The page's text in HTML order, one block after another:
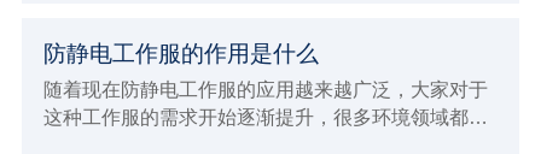
介绍一下，进行购买全能擦拭布过程中如何避免上当
受骗？该注意哪些非常重要的原则和标准呢。
防静电工作服的作用是什么
随着现在防静电工作服的应用越来越广泛，大家对于
这种工作服的需求开始逐渐提升，很多环境领域都需